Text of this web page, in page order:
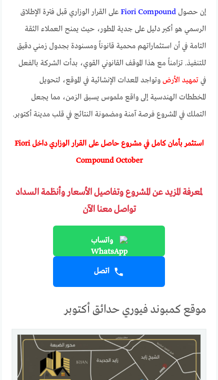
إن حصولFiori Compound على القرار الوزاري قبل فترة الإطلاق
الرسمي هو أكبر دليل على جدية المطور، حيث يمنح العملاء الثقة
التامة في أن استثماراتهم محمية قانوناً ومسنودة بجدول زمني دقيق
للتنفيذ. تزامناً مع هذا الموقف القانوني القوي، بدأت الشركة بالفعل
فيتمهيد الأرض وتواجد المعدات الإنشائية في الموقع، لتحويل
المخططات الهندسية إلى واقع ملموس يسبق الزمن، مما يجعل
التملك في المشروع فرصة آمنة ومضمونة النتائج في قلب مدينة أكتوبر.
استثمر بأمان كامل في مشروع حاصل على القرار الوزاري داخل Fiori
Compound October
لمعرفة المزيد عن المشروع وتفاصيل الأسعار وأنظمة السداد
تواصل معنا الآن
واتساب
اتصل
موقع كمبوند فيوري حدائق أكتوبر